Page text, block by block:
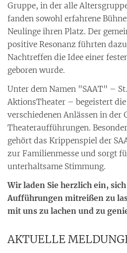
Gruppe, in der alle
fanden sowohl erfahrene
Neulinge ihren Platz. Der
positive Resonanz führten
Nachtreffen die Idee einer
geboren wurde.
Unter dem Namen "SAAT" –
AktionsTheater – begeistert
verschiedenen Anlässen in der
Theateraufführungen.
gehört das Krippenspiel der
zur Familienmesse und sorgt
unterhaltsame Stimmung.
Wir laden Sie herzlich ein,
Aufführungen mitreißen zu
mit uns zu lachen und zu
AKTUELLE